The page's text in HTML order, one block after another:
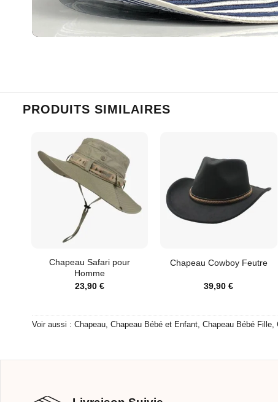
PRODUITS SIMILAIRES
Chapeau Safari pour
Homme
23,90 €
Chapeau Cowboy Feutre
39,90€
Voir aussi : Chapeau Chapeau Bébé et Enfant Chapeau Bébé Fille